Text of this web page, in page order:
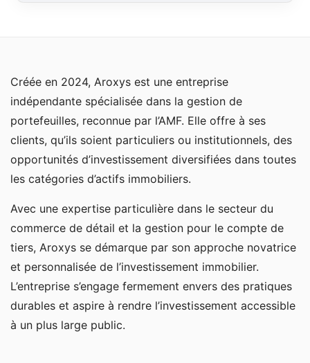
Créée en 2024, Aroxys est une entreprise
indépendante spécialisée dans la gestion de
portefeuilles, reconnue par l’AMF. Elle offre à ses
clients, qu’ils soient particuliers ou institutionnels, des
opportunités d’investissement diversifiées dans toutes
les catégories d’actifs immobiliers.
Avec une expertise particulière dans le secteur du
commerce de détail et la gestion pour le compte de
tiers, Aroxys se démarque par son approche novatrice
et personnalisée de l’investissement immobilier.
L’entreprise s’engage fermement envers des pratiques
durables et aspire à rendre l’investissement accessible
à un plus large public.